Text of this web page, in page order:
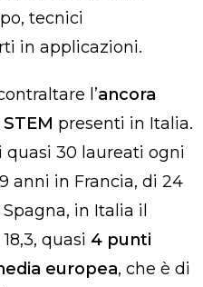
tecnici
in applicazioni.
l’ancora
presenti in Italia.
30 laureati ogni
anni in Francia, di 24
in Italia il
quasi 4 punti
europea, che è di